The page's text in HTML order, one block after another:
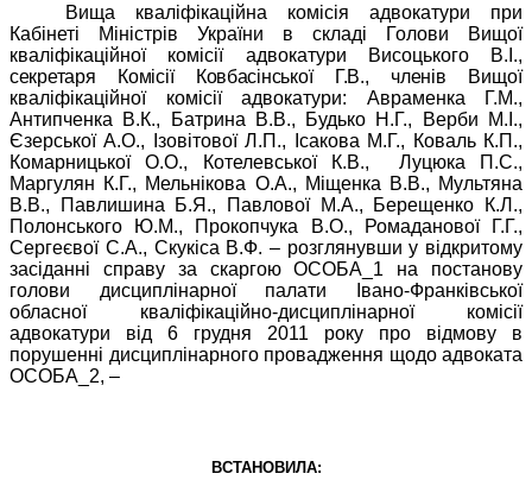
Вища кваліфікаційна комісія адвокатури при
Кабінеті Міністрів України в складі Голови Вищої
кваліфікаційної комісії адвокатури Висоцького В.І.,
секретаря Комісії Ковбасінської Г.В., членів
Вищої
кваліфікаційної комісії адвокатури: Авраменка Г.М.,
Антипченка В.К., Батрина В.В., Будько Н.Г., Верби М.І.,
Єзерської А.О., Ізовітової Л.П., Ісакова М.Г., Коваль К.П.,
Комарницької О.О., Котелевської К.В.,
Луцюка
П.С.,
Маргулян К.Г., Мельнікова О.А., Міщенка В.В., Мультяна
В.В., Павлишина
Б.Я., Павлової М.А., Берещенко
К.Л.,
Полонського Ю.М., Прокопчука В.О., Ромаданової Г.Г.,
Сергеєвої С.А., Скукіса В.Ф.–розглянувши у відкритому
засіданні справу за скаргою ОСОБА_1 на постанову
голови дисциплінарної палати Івано-Франківської
обласної кваліфікаційно-дисциплінарної комісії
адвокатури від 6 грудня 2011 року про відмову в
порушенні дисциплінарного провадження щодо адвоката
ОСОБА_2, –
ВСТАНОВИЛА: